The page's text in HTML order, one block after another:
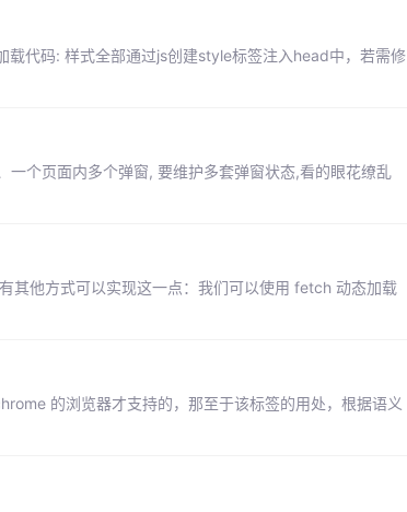
代码: 样式全部通过js创建style标签注入head中，若需修
个页面内多个弹窗, 要维护多套弹窗状态,看的眼花缭乱
其他方式可以实现这一点：我们可以使用 fetch 动态加载
的浏览器才支持的，那至于该标签的用处，根据语义